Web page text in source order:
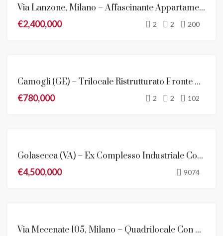
NOVITÀ
Via Lanzone, Milano – Affascinante Appartamento Con Terrazzo
€2,400,000
2 2 200
Camogli (GE) – Trilocale Ristrutturato Fronte Mare Con Box Doppio
€780,000
2 2 102
Golasecca (VA) – Ex Complesso Industriale Con Abitazioni
€4,500,000
9074
VENDITA
Via Mecenate 105, Milano – Quadrilocale Con Box Auto